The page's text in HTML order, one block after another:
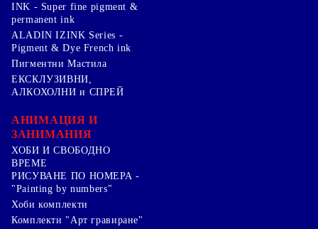
INK - Super fine pigment &
permanent ink
ALADIN IZINK Series -
Pigment & Dye French ink
Пигментни Мастила
ЕКСКЛУЗИВНИ,
АЛКОХОЛНИ и СПРЕЙ
АНИМАЦИЯ И
ЗАНИМАНИЯ
ХОБИ И СВОБОДНО
ВРЕМЕ
РИСУВАНЕ ПО НОМЕРА -
"Painting by numbers"
Хоби комплекти
Комплекти "Арт гравиране"